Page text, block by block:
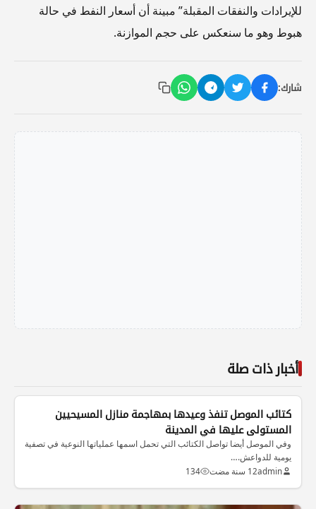
للإيرادات والنفقات المقبلة” مبينة أن أسعار النفط في حالة
هبوط وهو ما سنعكس على حجم الموازنة.
شارك:
أخبار ذات صلة
كتائب الموصل تنفذ وعيدها بمهاجمة منازل المسيحيين
المستولى عليها في المدينة
وفي الموصل أيضا تواصل الكتائب التي تحمل اسمها عملياتها النوعية في تصفية
يومية للدواعش.…
admin12 سنة مضت 134